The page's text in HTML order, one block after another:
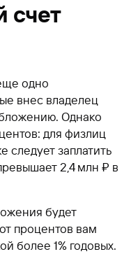
счет
одно
внес владелец
Однако
для физлиц
следует заплатить
2,4 млн ₽ в
будет
процентов вам
более 1% годовых.